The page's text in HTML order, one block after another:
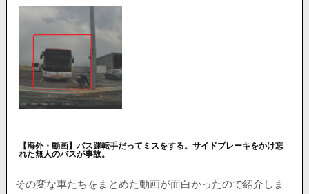
【海外・動画】バス運転手だってミスをする。サイドブレーキをかけ忘
れた無人のバスが事故。
その変な車たちをまとめた動画が面白かったので紹介しま